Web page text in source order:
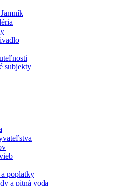
subjekty
a poplatky
a pitná voda